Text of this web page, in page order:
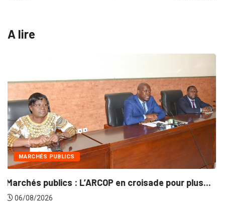
A lire
INTÉGRATION RÉGIONALE
Gestion concertée et durable du Bassin